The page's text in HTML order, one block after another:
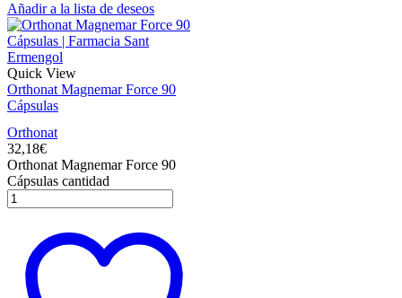
Añadir a la lista de deseos
Quick View
Orthonat Magnemar Force 90
Cápsulas
Orthonat
32,18€
Orthonat Magnemar Force 90
Cápsulas cantidad